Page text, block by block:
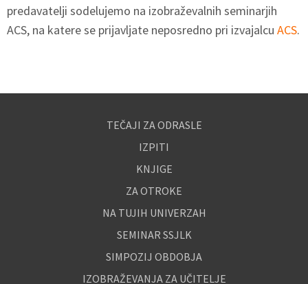
predavatelji sodelujemo na izobraževalnih seminarjih
ACS, na katere se prijavljate neposredno pri izvajalcu ACS.
TEČAJI ZA ODRASLE
IZPITI
KNJIGE
ZA OTROKE
NA TUJIH UNIVERZAH
SEMINAR SSJLK
SIMPOZIJ OBDOBJA
IZOBRAŽEVANJA ZA UČITELJE